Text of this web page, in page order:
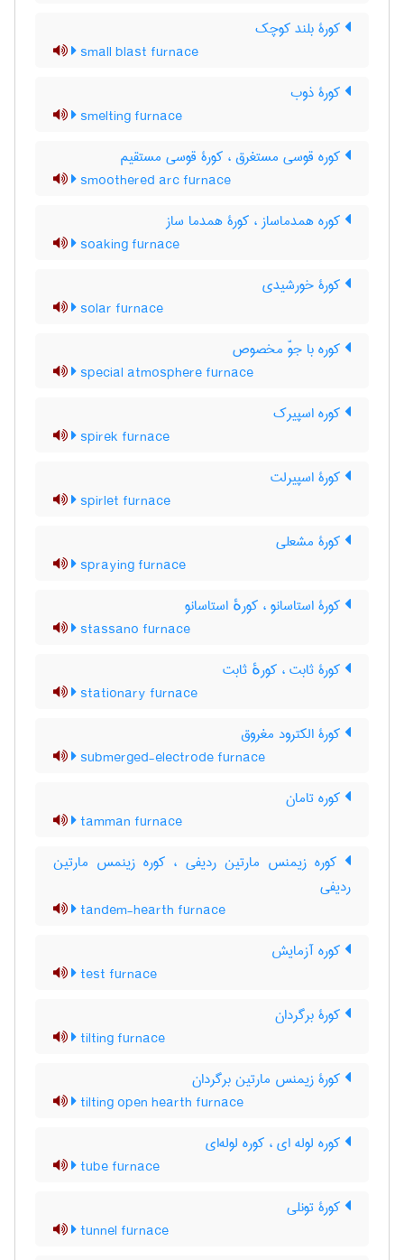
کورۀ بلند کوچک
small blast furnace
کورۀ ذوب
smelting furnace
کوره قوسی مستغرق ، کورۀ قوسی مستقیم
smoothered arc furnace
کوره همدماساز ، کورۀ همدما ساز
soaking furnace
کورۀ خورشیدی
solar furnace
کوره با جوّ مخصوص
special atmosphere furnace
کوره اسپیرک
spirek furnace
کورۀ اسپیرلت
spirlet furnace
کورۀ مشعلی
spraying furnace
کورۀ استاسانو ، کورهٔ استاسانو
stassano furnace
کورۀ ثابت ، کورهٔ ثابت
stationary furnace
کورۀ الکترود مغروق
submerged-electrode furnace
کوره تامان
tamman furnace
کوره زیمنس مارتین ردیفی ، کوره زینمس مارتین
ردیفی
tandem-hearth furnace
کوره آزمایش
test furnace
کورۀ برگردان
tilting furnace
کورۀ زیمنس مارتین برگردان
tilting open hearth furnace
کوره لوله ای ، کوره لوله‌ای
tube furnace
کورۀ تونلی
tunnel furnace